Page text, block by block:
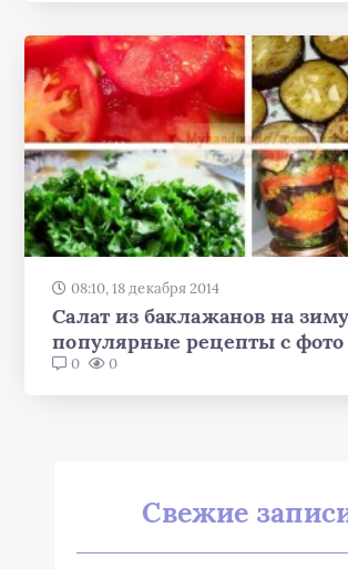
08:10, 18 декабря 2014
Салат из баклажанов на
популярные рецепты с фото
0 0
Свежие